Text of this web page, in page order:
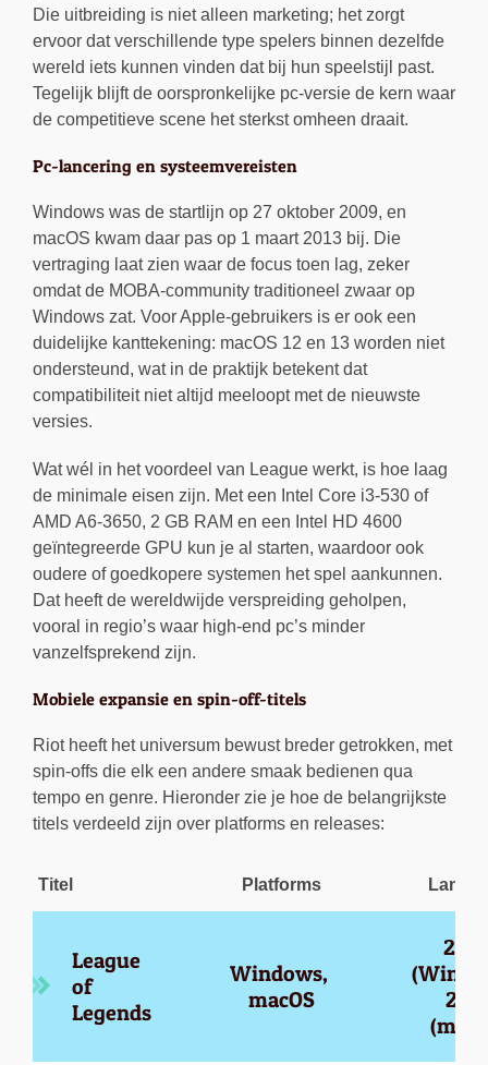
Die uitbreiding is niet alleen marketing; het zorgt
ervoor dat verschillende type spelers binnen dezelfde
wereld iets kunnen vinden dat bij hun speelstijl past.
Tegelijk blijft de oorspronkelijke pc-versie de kern waar
de competitieve scene het sterkst omheen draait.
Pc-lancering en systeemvereisten
Windows was de startlijn op 27 oktober 2009, en
macOS kwam daar pas op 1 maart 2013 bij. Die
vertraging laat zien waar de focus toen lag, zeker
omdat de MOBA-community traditioneel zwaar op
Windows zat. Voor Apple-gebruikers is er ook een
duidelijke kanttekening: macOS 12 en 13 worden niet
ondersteund, wat in de praktijk betekent dat
compatibiliteit niet altijd meeloopt met de nieuwste
versies.
Wat wél in het voordeel van League werkt, is hoe laag
de minimale eisen zijn. Met een Intel Core i3-530 of
AMD A6-3650, 2 GB RAM en een Intel HD 4600
geïntegreerde GPU kun je al starten, waardoor ook
oudere of goedkopere systemen het spel aankunnen.
Dat heeft de wereldwijde verspreiding geholpen,
vooral in regio’s waar high-end pc’s minder
vanzelfsprekend zijn.
Mobiele expansie en spin-off-titels
Riot heeft het universum bewust breder getrokken, met
spin-offs die elk een andere smaak bedienen qua
tempo en genre. Hieronder zie je hoe de belangrijkste
titels verdeeld zijn over platforms en releases:
Titel Platforms
League
of
Legends
Windows,
macOS